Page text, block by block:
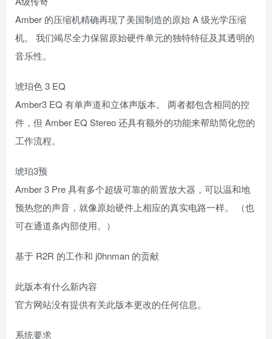
Amber 的压缩机精确再现了美国制造的原始 A 级光学压缩
机。 我们竭尽全力保留原始硬件单元的独特特征及其透明的
音乐性。
琥珀色 3 EQ
Amber3 EQ 有单声道和立体声版本。 两者都包含相同的控
件，但 Amber EQ Stereo 还具有额外的功能来帮助简化您的
工作流程。
琥珀3预
Amber 3 Pre 具有多个超级可靠的前置放大器，可以温和地
预热您的声音，就像原始硬件上相应的真实电路一样。 （也
可在通道条内部使用。）
基于 R2R 的工作和 j0hnman 的贡献
此版本有什么新内容
官方网站没有提供有关此版本更改的任何信息。
系统要求